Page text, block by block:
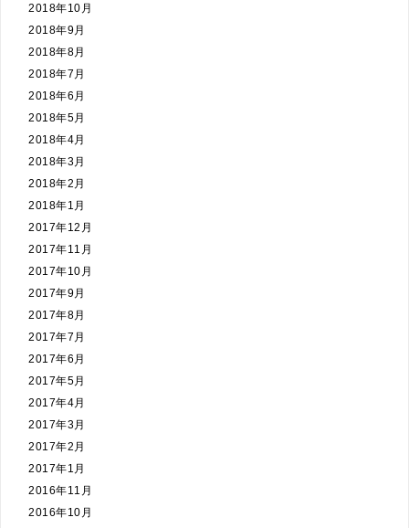
2018年10月
2018年9月
2018年8月
2018年7月
2018年6月
2018年5月
2018年4月
2018年3月
2018年2月
2018年1月
2017年12月
2017年11月
2017年10月
2017年9月
2017年8月
2017年7月
2017年6月
2017年5月
2017年4月
2017年3月
2017年2月
2017年1月
2016年11月
2016年10月